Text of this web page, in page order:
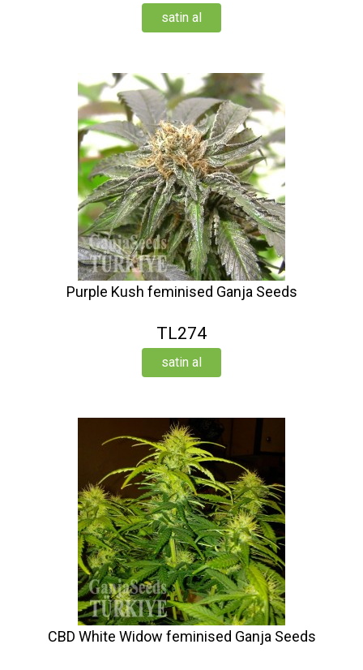
satin al
Purple Kush feminised Ganja Seeds
TL274
satin al
CBD White Widow feminised Ganja Seeds